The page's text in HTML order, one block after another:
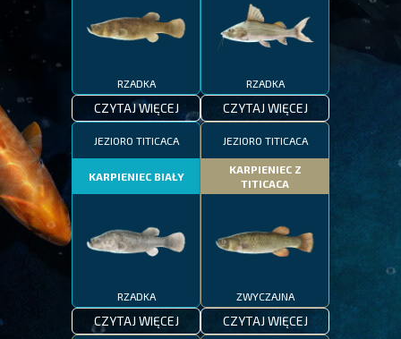
RZADKA
CZYTAJ WIĘCEJ
RZADKA
CZYTAJ WIĘCEJ
JEZIORO TITICACA
KARPIENIEC BIAŁY
RZADKA
CZYTAJ WIĘCEJ
JEZIORO TITICACA
KARPIENIEC Z
TITICACA
ZWYCZAJNA
CZYTAJ WIĘCEJ